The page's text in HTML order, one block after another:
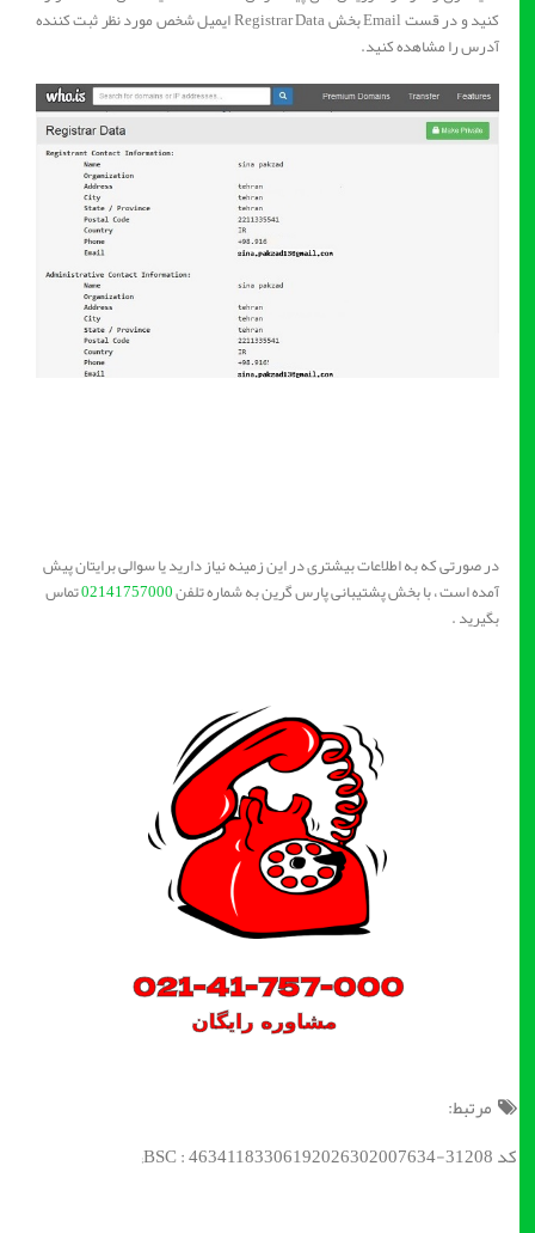
کنید و در قست Email بخش Registrar Data ایمیل شخص مورد نظر ثبت کننده
آدرس را مشاهده کنید.
در صورتی که به اطلاعات بیشتری در این زمینه نیاز دارید یا سوالی برایتان پیش
آمده است ، با بخش پشتیبانی پارس گرین به شماره تلفن02141757000تماس
بگیرید .
مرتبط:
کد BSC : 46341183306192026302007634-31208;